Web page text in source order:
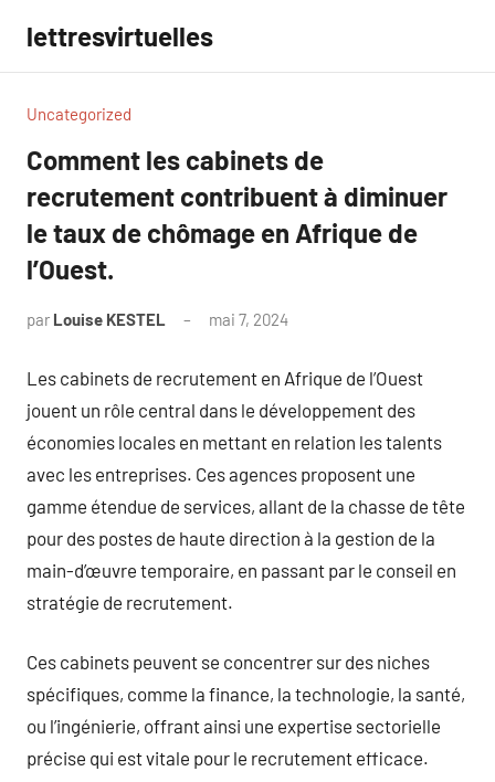
contenu
lettresvirtuelles
Uncategorized
Comment les cabinets de
recrutement contribuent à diminuer
le taux de chômage en Afrique de
l’Ouest.
par Louise KESTEL mai 7, 2024
Les cabinets de recrutement en Afrique de l’Ouest
jouent un rôle central dans le développement des
économies locales en mettant en relation les talents
avec les entreprises. Ces agences proposent une
gamme étendue de services, allant de la chasse de tête
pour des postes de haute direction à la gestion de la
main-d’œuvre temporaire, en passant par le conseil en
stratégie de recrutement.
Ces cabinets peuvent se concentrer sur des niches
spécifiques, comme la finance, la technologie, la santé,
ou l’ingénierie, offrant ainsi une expertise sectorielle
précise qui est vitale pour le recrutement efficace.